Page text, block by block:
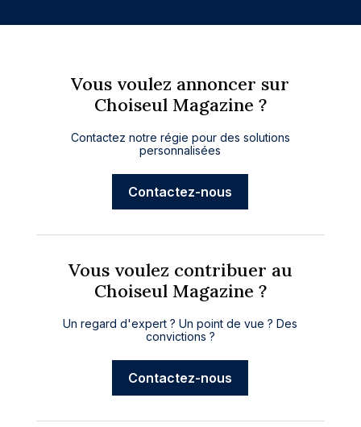
Vous voulez annoncer sur
Choiseul Magazine ?
Contactez notre régie pour des solutions
personnalisées
Contactez-nous
Vous voulez contribuer au
Choiseul Magazine ?
Un regard d'expert ? Un point de vue ? Des
convictions ?
Contactez-nous